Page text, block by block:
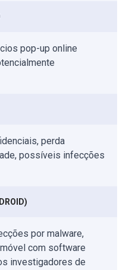
pop-up online
perda
possíveis infecções
por malware,
com software
investigadores de